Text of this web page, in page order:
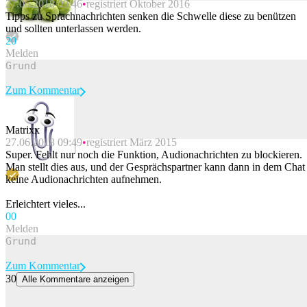
Beitrag melden
27.06.2018 09:46 registriert Oktober 2016
Tipps zu Sprachnachrichten senken die Schwelle diese zu benützen
und sollten unterlassen werden.
20
Melden
Beitrag melden
Zum Kommentar
Matrixx
27.06.2018 09:49 registriert März 2015
Super. Fehlt nur noch die Funktion, Audionachrichten zu blockieren.
Man stellt dies aus, und der Gesprächspartner kann dann in dem Chat
keine Audionachrichten aufnehmen.
Erleichtert vieles...
00
Melden
Zum Kommentar
30 Alle Kommentare anzeigen